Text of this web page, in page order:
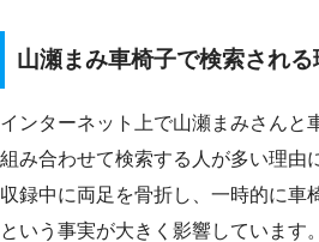
山瀬まみ車椅子で検索される
インターネット上で山瀬まみさんと
組み合わせて検索する人が多い理由
収録中に両足を骨折し、一時的に車
という事実が大きく影響しています